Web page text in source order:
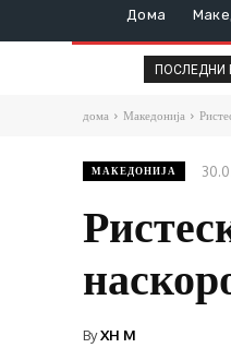
Дома
ПОСЛЕДНИ
дома Македонија
МАКЕДОНИЈА
ByXH M